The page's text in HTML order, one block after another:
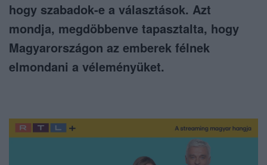
hogy szabadok-e a választások. Azt
mondja, megdöbbenve tapasztalta, hogy
Magyarországon az emberek félnek
elmondani a véleményüket.